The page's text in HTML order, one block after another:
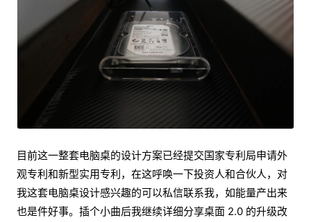
目前这一整套电脑桌的设计方案已经提交国家专利局申请外
观专利和新型实用专利，在这呼唤一下投资人和合伙人，对
我这套电脑桌设计感兴趣的可以私信联系我，如能量产出来
也是件好事。插个小曲后我继续详细分享桌面 2.0 的升级改